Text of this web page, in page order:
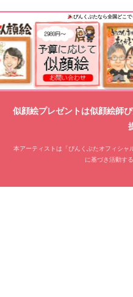
ぴんくぶたなら全国どこで
似顔絵プレゼントは似顔絵師
本アーティストは「ぴんくぶたオフィシャ
に基づき活動す